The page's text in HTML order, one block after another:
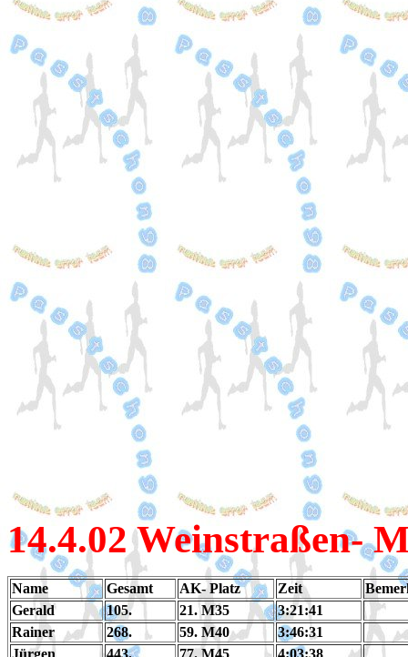
14.4.02 Weinstraßen-
Name Gesamt AK- Platz Zeit
Gerald
105. 21. M35
3:21:41
Rainer
268. 59. M40
3:46:31
Jürgen
443. 77. M45 4:03:38